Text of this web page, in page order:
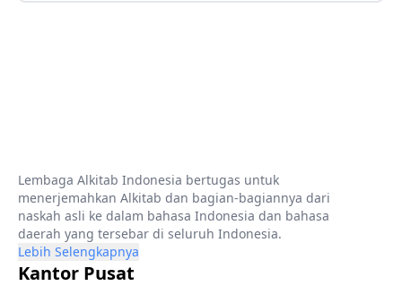
Lembaga Alkitab Indonesia bertugas untuk
menerjemahkan Alkitab dan bagian-bagiannya dari
naskah asli ke dalam bahasa Indonesia dan bahasa
daerah yang tersebar di seluruh Indonesia.
Lebih Selengkapnya
Kantor Pusat